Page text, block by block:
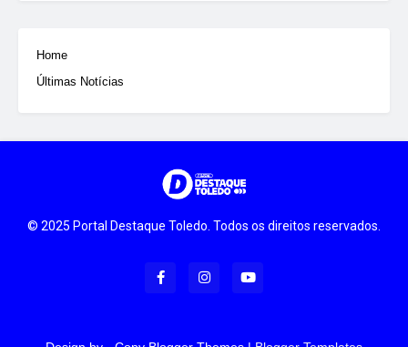
Home
Últimas Notícias
© 2025 Portal Destaque Toledo. Todos os direitos reservados.